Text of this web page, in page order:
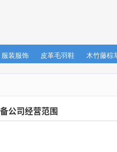
服装服饰 皮革毛羽鞋 木竹藤棕
公司经营范围